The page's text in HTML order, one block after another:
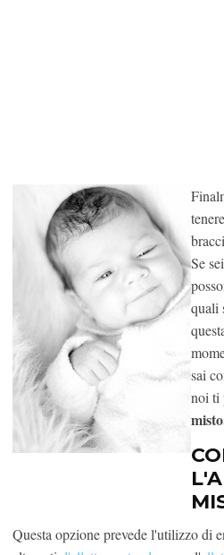
Se
quali
sai
noi ti
Questa opzione prevede l'utilizzo di